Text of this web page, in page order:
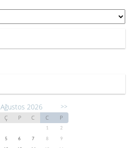
Ağustos 2026 >>
Ç P C C P
1
2
5 6 7 8
9